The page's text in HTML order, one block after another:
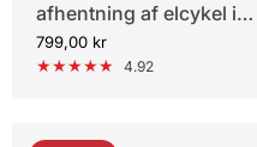
afhentning af elcykel i
Rødovre
799,00 kr
4.92